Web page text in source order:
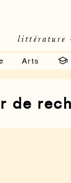
littérature
Arts
de